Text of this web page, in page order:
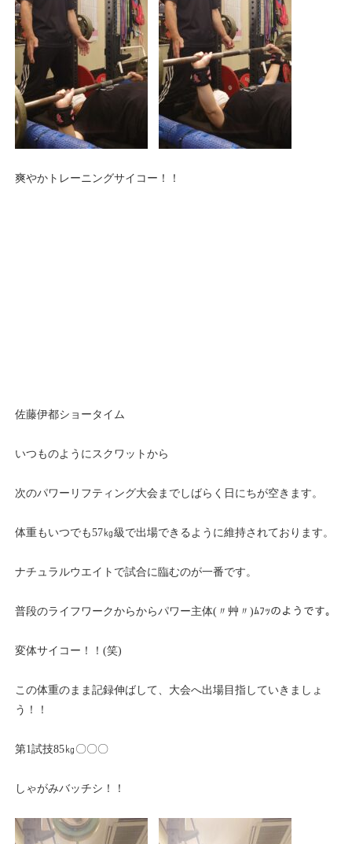
爽やかトレーニングサイコー！！
佐藤伊都ショータイム
いつものようにスクワットから
次のパワーリフティング大会までしばらく日にちが空きます。
体重もいつでも57㎏級で出場できるように維持されております。
ナチュラルウエイトで試合に臨むのが一番です。
普段のライフワークからからパワー主体(〃艸〃)ﾑﾌｯのようです。
変体サイコー！！(笑)
この体重のまま記録伸ばして、大会へ出場目指していきましょ
う！！
第1試技85㎏〇〇〇
しゃがみバッチシ！！